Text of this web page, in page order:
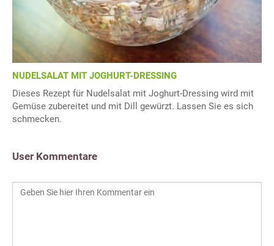
NUDELSALAT MIT JOGHURT-DRESSING
Dieses Rezept für Nudelsalat mit Joghurt-Dressing wird mit
Gemüse zubereitet und mit Dill gewürzt. Lassen Sie es sich
schmecken.
User Kommentare